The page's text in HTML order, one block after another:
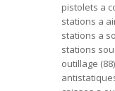
pistolets a
stations a
stations a
stations
outillage 88